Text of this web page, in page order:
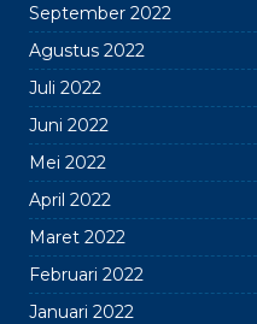
September 2022
Agustus 2022
Juli 2022
Juni 2022
Mei 2022
April 2022
Maret 2022
Februari 2022
Januari 2022